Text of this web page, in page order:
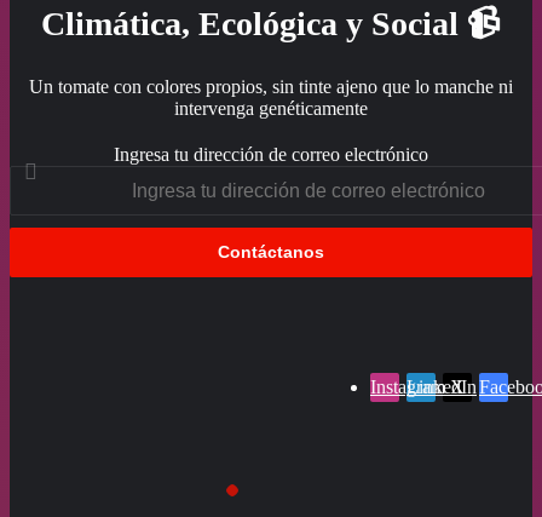
Climática, Ecológica y Social 📹
Un tomate con colores propios, sin tinte ajeno que lo manche ni
intervenga genéticamente
Ingresa tu dirección de correo electrónico
X
LinkedIn
Instagram